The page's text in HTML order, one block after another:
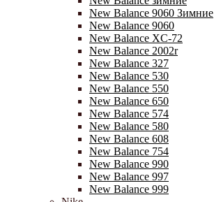
New Balance 9060 Зимние
New Balance 9060
New Balance XC-72
New Balance 2002r
New Balance 327
New Balance 530
New Balance 550
New Balance 650
New Balance 574
New Balance 580
New Balance 608
New Balance 754
New Balance 990
New Balance 997
New Balance 999